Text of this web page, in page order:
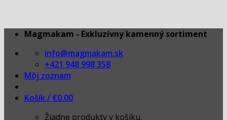
Skip
content
Magmakam - Exkluzívny kamenný sortiment
info@magmakam.sk
+421 948 998 358
Môj zoznam
Košík / €0.00
Žiadne produkty v košíku.